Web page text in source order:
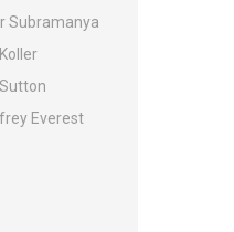
Subramanya
Everest